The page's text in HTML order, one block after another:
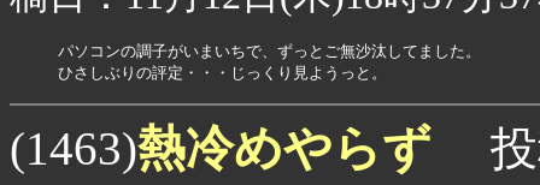
パソコンの調子がいまいちで、ずっとご無沙汰してました。
ひさしぶりの評定・・・じっくり見ようっと。
(1463)熱冷めやらず 投